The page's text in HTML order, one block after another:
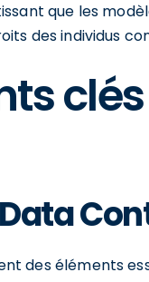
que les
des individus
des éléments